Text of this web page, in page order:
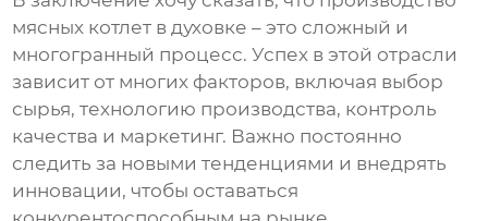
мясных котлет в духовке – это сложный и
многогранный процесс. Успех в этой отрасли
зависит от многих факторов, включая выбор
сырья, технологию производства, контроль
качества и маркетинг. Важно постоянно
следить за новыми тенденциями и внедрять
инновации, чтобы оставаться